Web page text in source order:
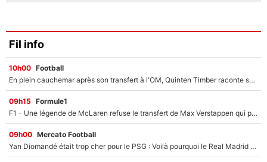
Fil info
10h00 Football
En plein cauchemar après son transfert à l'OM, Quinten Timber raconte ses doutes après sa signature à Marseille
09h15 Formule1
F1 - Une légende de McLaren refuse le transfert de Max Verstappen qui pourrait «faire des vagues» et plomber l'ambiance dans l'équipe
09h00 Mercato Football
Yan Diomandé était trop cher pour le PSG : Voilà pourquoi le Real Madrid a accepté de payer la somme record de 140M€ pour boucler son transfert !